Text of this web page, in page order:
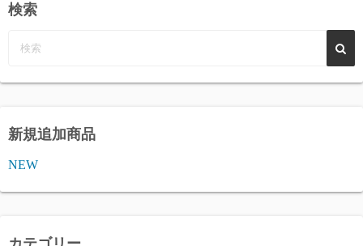
検索
新規追加商品
NEW